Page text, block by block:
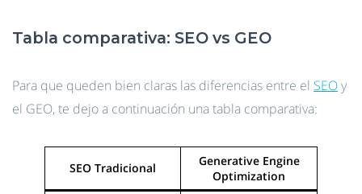
Tabla comparativa: SEO vs GEO
Para que queden bien claras las diferencias entre el SEOy
el GEO, te dejo a continuación una tabla comparativa:
SEO Tradicional
Generative Engine
Optimization